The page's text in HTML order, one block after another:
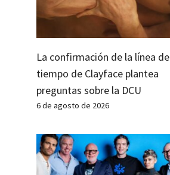
La confirmación de la línea de
tiempo de Clayface plantea
preguntas sobre la DCU
6 de agosto de 2026